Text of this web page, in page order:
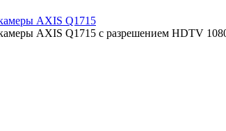
AXIS Q1715
AXIS Q1715 с разрешением HDTV